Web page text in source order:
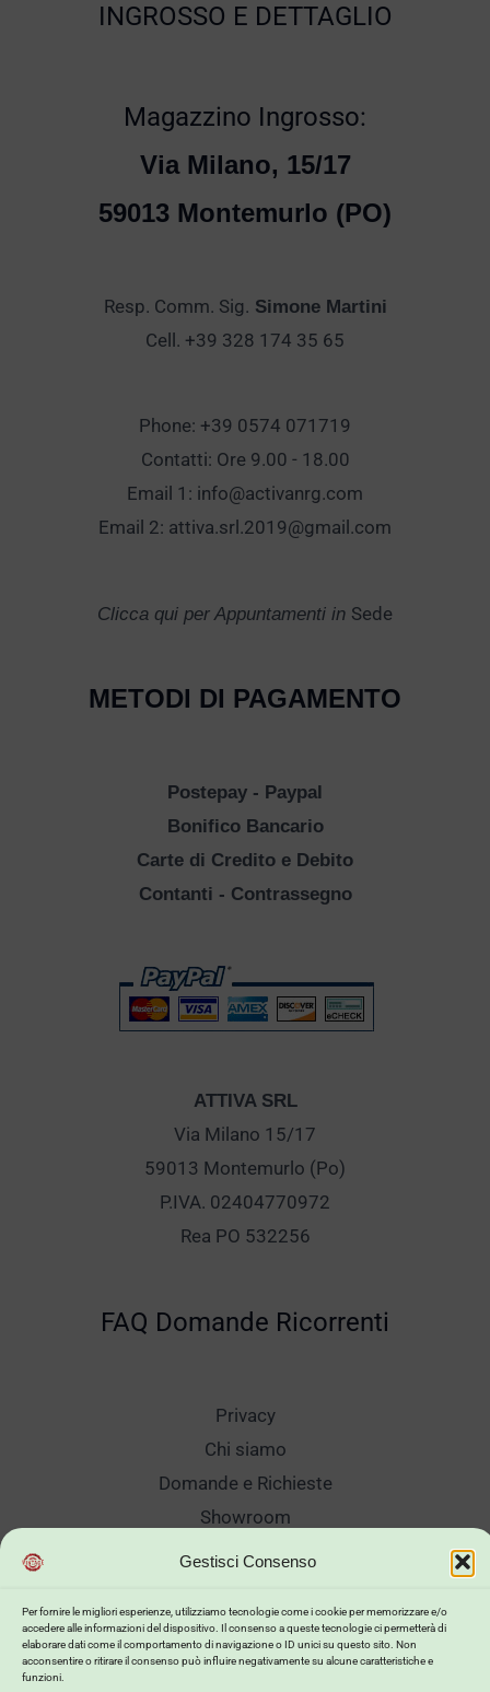
Gestisci Consenso
Per fornire le migliori esperienze, utilizziamo tecnologie come i cookie per memorizzare e/o
accedere alle informazioni del dispositivo. Il consenso a queste tecnologie ci permetterà di
elaborare dati come il comportamento di navigazione o ID unici su questo sito. Non
acconsentire o ritirare il consenso può influire negativamente su alcune caratteristiche e
funzioni.
INGROSSO E DETTAGLIO
Magazzino Ingrosso:
Via Milano, 15/17
59013 Montemurlo (PO)
Resp. Comm. Sig. Simone Martini
Cell. +39 328 174 35 65
Phone: +39 0574 071719
Contatti: Ore 9.00 - 18.00
Email 1: info@activanrg.com
Email 2: attiva.srl.2019@gmail.com
Clicca qui per Appuntamenti in Sede
METODI DI PAGAMENTO
Postepay - Paypal
Bonifico Bancario
Carte di Credito e Debito
Contanti - Contrassegno
ATTIVA SRL
Via Milano 15/17
59013 Montemurlo (Po)
P.IVA. 02404770972
Rea PO 532256
FAQ Domande Ricorrenti
Privacy
Chi siamo
Domande e Richieste
Showroom
Spedizioni
Reso Cambio Merce
Lavora Con Noi